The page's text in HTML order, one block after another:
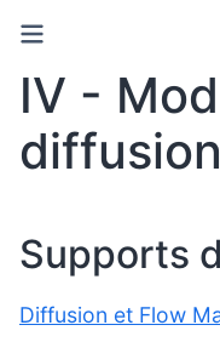
IV -
diffusion
Supports
Diffusion et Flow